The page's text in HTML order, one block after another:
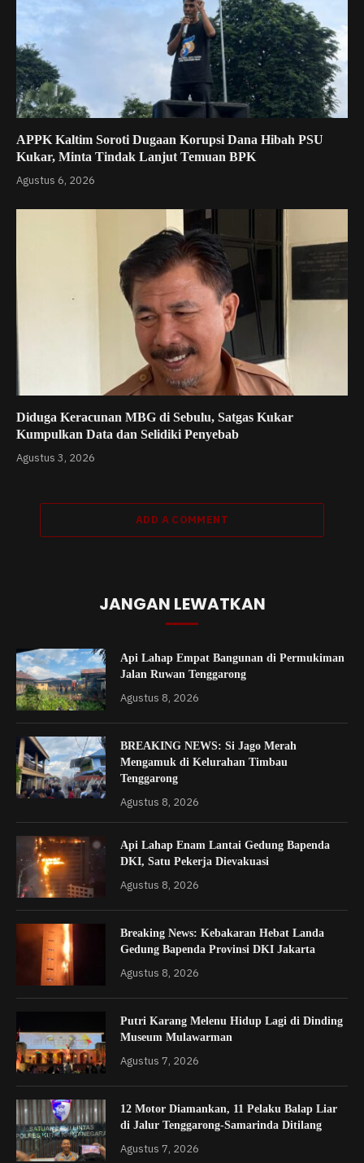
APPK Kaltim Soroti Dugaan Korupsi Dana Hibah PSU
Kukar, Minta Tindak Lanjut Temuan BPK
Agustus 6, 2026
Diduga Keracunan MBG di Sebulu, Satgas Kukar
Kumpulkan Data dan Selidiki Penyebab
Agustus 3, 2026
ADD A COMMENT
JANGAN LEWATKAN
Api Lahap Empat Bangunan di Permukiman
Jalan Ruwan Tenggarong
Agustus 8, 2026
BREAKING NEWS: Si Jago Merah
Mengamuk di Kelurahan Timbau
Tenggarong
Agustus 8, 2026
Api Lahap Enam Lantai Gedung Bapenda
DKI, Satu Pekerja Dievakuasi
Agustus 8, 2026
Breaking News: Kebakaran Hebat Landa
Gedung Bapenda Provinsi DKI Jakarta
Agustus 8, 2026
Putri Karang Melenu Hidup Lagi di Dinding
Museum Mulawarman
Agustus 7, 2026
12 Motor Diamankan, 11 Pelaku Balap Liar
di Jalur Tenggarong-Samarinda Ditilang
Agustus 7, 2026